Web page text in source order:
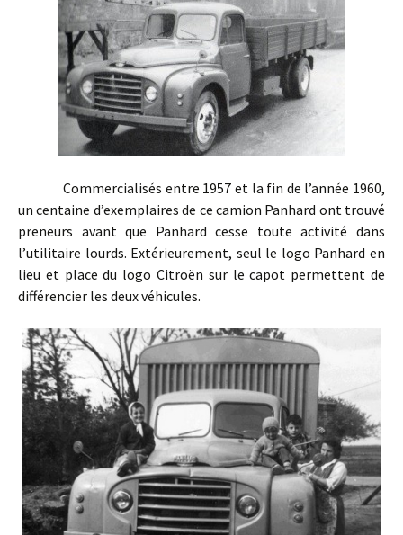
Commercialisés entre 1957 et la fin de l’année 1960,
un centaine d’exemplaires de ce camion Panhard ont trouvé
preneurs avant que Panhard cesse toute activité dans
l’utilitaire lourds. Extérieurement, seul le logo Panhard en
lieu et place du logo Citroën sur le capot permettent de
différencier les deux véhicules.